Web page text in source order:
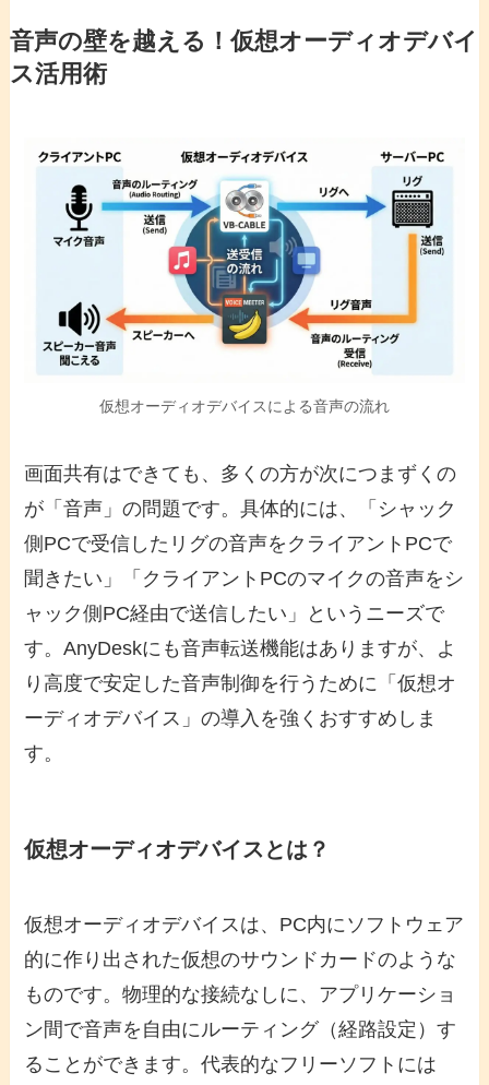
音声の壁を越える！仮想オーディオデバイ
ス活用術
仮想オーディオデバイスによる音声の流れ
画面共有はできても、多くの方が次につまずくの
が「音声」の問題です。具体的には、「シャック
側PCで受信したリグの音声をクライアントPCで
聞きたい」「クライアントPCのマイクの音声をシ
ャック側PC経由で送信したい」というニーズで
す。AnyDeskにも音声転送機能はありますが、よ
り高度で安定した音声制御を行うために「仮想オ
ーディオデバイス」の導入を強くおすすめしま
す。
仮想オーディオデバイスとは？
仮想オーディオデバイスは、PC内にソフトウェア
的に作り出された仮想のサウンドカードのような
ものです。物理的な接続なしに、アプリケーショ
ン間で音声を自由にルーティング（経路設定）す
ることができます。代表的なフリーソフトには